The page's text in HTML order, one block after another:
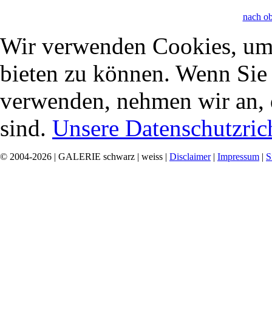
nach
Wir verwenden Cookies,
bieten zu können. Wenn
verwenden, nehmen wir
sind. Unsere
© 2004-2026 | GALERIE schwarz | weiss | Disclaimer| Impressum |